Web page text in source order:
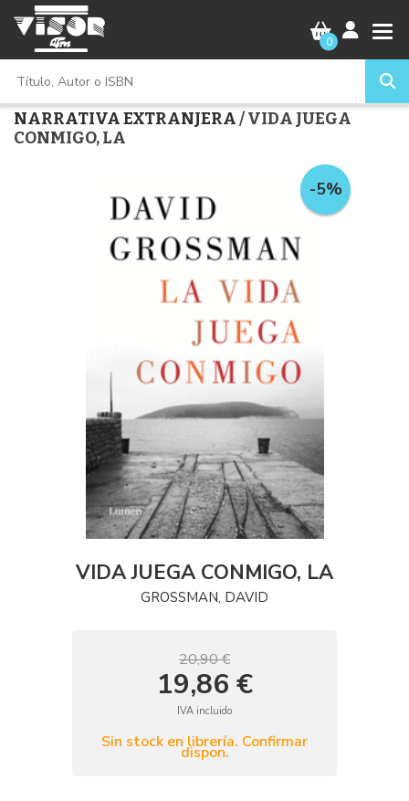
0
NARRATIVA EXTRANJERA/ VIDA JUEGA
CONMIGO, LA
-5%
VIDA JUEGA CONMIGO, LA
GROSSMAN, DAVID
20,90 €
19,86 €
IVA incluido
Sin stock en librería. Confirmar
dispon.